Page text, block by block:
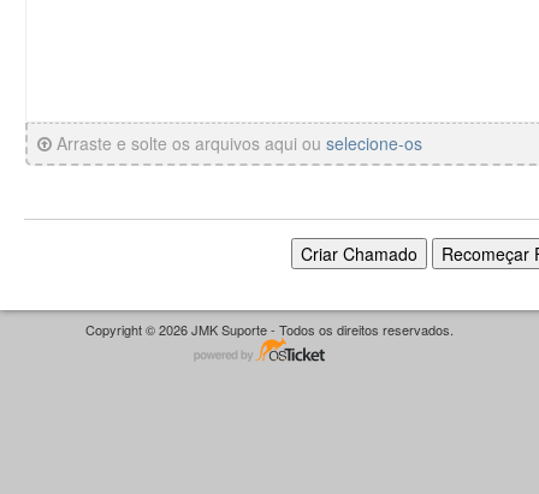
Arraste e solte os arquivos aqui ou selecione-os
Copyright © 2026 JMK Suporte - Todos os direitos reservados.